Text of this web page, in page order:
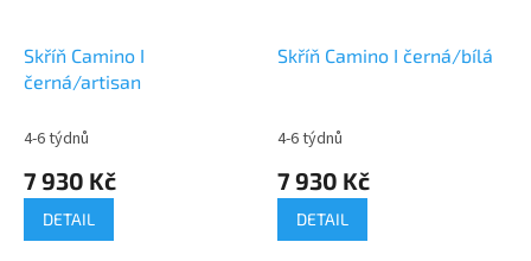
Skříň Camino I
černá/artisan
4-6 týdnů
7 930 Kč
DETAIL
Skříň Camino I černá/bílá
4-6 týdnů
7 930 Kč
DETAIL